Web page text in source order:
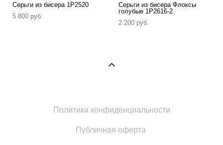
Серьги из бисера 1P2520
5 800 pуб.
Серьги из бисера Флоксы
голубые 1P2616-2
2 200 pуб.
Политика конфиденциальности
Публичная оферта